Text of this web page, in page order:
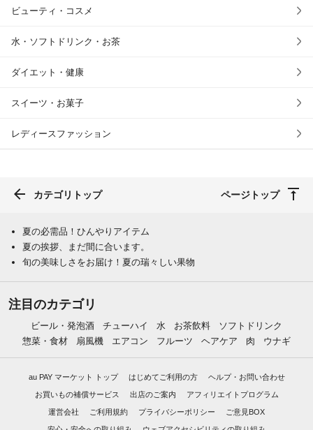
ビューティ・コスメ
水・ソフトドリンク・お茶
ダイエット・健康
スイーツ・お菓子
レディースファッション
カテゴリトップ ページトップ
夏の必需品！ひんやりアイテム
夏の挨拶、まだ間に合います。
旬の美味しさをお届け！夏の瑞々しい果物
注目のカテゴリ
ビール・発泡酒 チューハイ 水 お茶飲料
ソフトドリンク
惣菜・食材
扇風機 エアコン フルーツ ヘアケア 肉 ウナギ
au PAY マーケット トップ はじめてご利用の方 ヘルプ・お問い合わせ
お買いもの補償サービス 出店のご案内 アフィリエイトプログラム
運営会社 ご利用規約 プライバシーポリシー ご意見BOX